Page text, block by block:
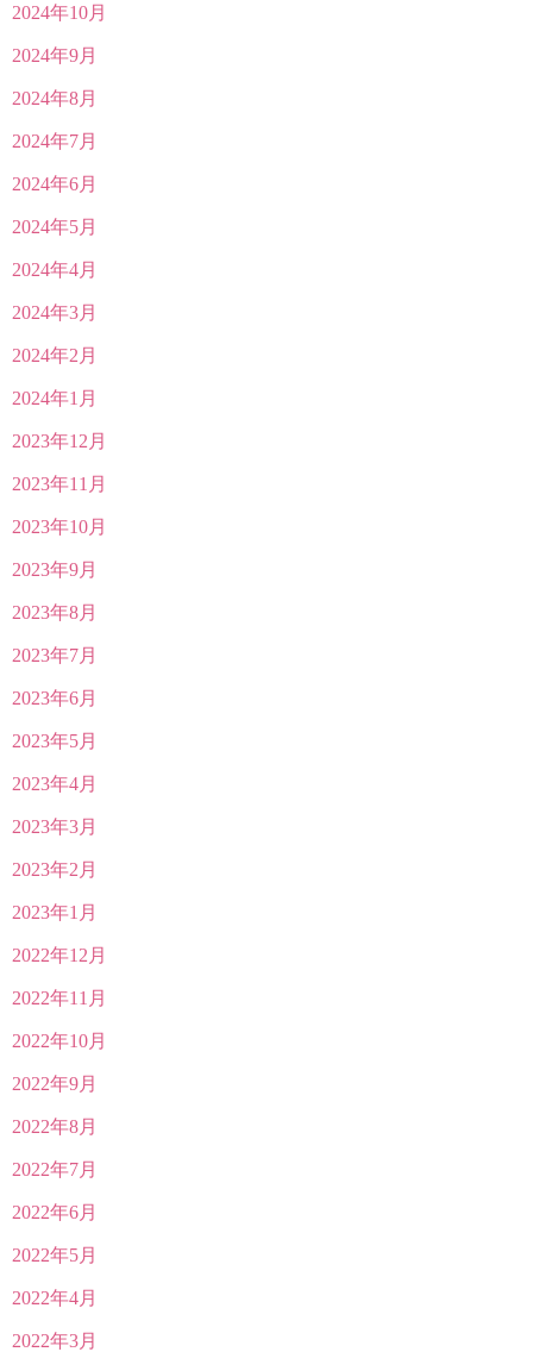
2024年10月
2024年9月
2024年8月
2024年7月
2024年6月
2024年5月
2024年4月
2024年3月
2024年2月
2024年1月
2023年12月
2023年11月
2023年10月
2023年9月
2023年8月
2023年7月
2023年6月
2023年5月
2023年4月
2023年3月
2023年2月
2023年1月
2022年12月
2022年11月
2022年10月
2022年9月
2022年8月
2022年7月
2022年6月
2022年5月
2022年4月
2022年3月